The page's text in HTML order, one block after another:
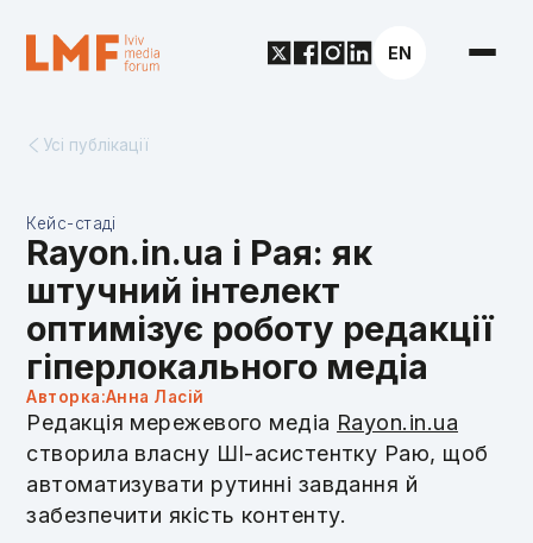
EN
Усі публікації
Кейс-стаді
Rayon.in.ua і Рая: як
штучний інтелект
оптимізує роботу редакції
гіперлокального медіа
Авторка:Анна Ласій
Редакція мережевого медіа Rayon.in.ua
створила власну ШІ-асистентку Раю, щоб
автоматизувати рутинні завдання й
забезпечити якість контенту.